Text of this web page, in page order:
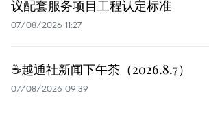
议配套服务项目工程认定标准
07/08/2026 11:27
☕️越通社新闻下午茶（2026.8.7）
07/08/2026 09:39